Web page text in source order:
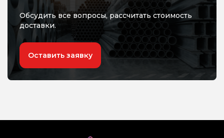
Обсудить все вопросы, рассчитать стоимость
доставки.
Оставить заявку